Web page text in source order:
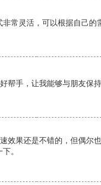
常灵活，可以根据自己的
帮手，让我能够与朋友保
效果还是不错的，但偶尔
。